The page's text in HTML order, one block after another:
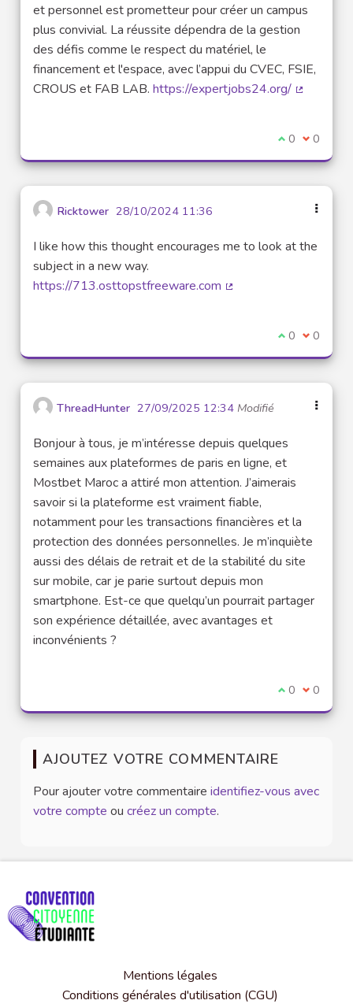
et personnel est prometteur pour créer un campus
plus convivial. La réussite dépendra de la gestion
des défis comme le respect du matériel, le
financement et l'espace, avec l’appui du CVEC, FSIE,
CROUS et FAB LAB. https://expertjobs24.org/
Je suis
0 Je ne
0
Ricktower 28/10/2024 11:36
I like how this thought encourages me to look at the
subject in a new way.
https://713.osttopstfreeware.com
Je suis
0 Je ne
0
ThreadHunter 27/09/2025 12:34 Modifié
Bonjour à tous, je m’intéresse depuis quelques
semaines aux plateformes de paris en ligne, et
Mostbet Maroc a attiré mon attention. J’aimerais
savoir si la plateforme est vraiment fiable,
notamment pour les transactions financières et la
protection des données personnelles. Je m’inquiète
aussi des délais de retrait et de la stabilité du site
sur mobile, car je parie surtout depuis mon
smartphone. Est-ce que quelqu’un pourrait partager
son expérience détaillée, avec avantages et
inconvénients ?
Je suis
0 Je ne
0
AJOUTEZ VOTRE COMMENTAIRE
Pour ajouter votre commentaire identifiez-vous avec
votre compte ou créez un compte.
Mentions légales
Conditions générales d'utilisation (CGU)